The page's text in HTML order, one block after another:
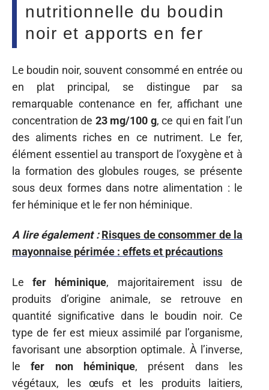
nutritionnelle du boudin
noir et apports en fer
Le boudin noir, souvent consommé en entrée ou
en plat principal, se distingue par sa
remarquable contenance en fer, affichant une
concentration de 23 mg/100 g, ce qui en fait l’un
des aliments riches en ce nutriment. Le fer,
élément essentiel au transport de l’oxygène et à
la formation des globules rouges, se présente
sous deux formes dans notre alimentation : le
fer héminique et le fer non héminique.
A lire également : Risques de consommer de la
mayonnaise périmée : effets et précautions
Lefer héminique, majoritairement issu de
produits d’origine animale, se retrouve en
quantité significative dans le boudin noir. Ce
type de fer est mieux assimilé par l’organisme,
favorisant une absorption optimale. À l’inverse,
lefer non héminique, présent dans les
végétaux, les œufs et les produits laitiers,